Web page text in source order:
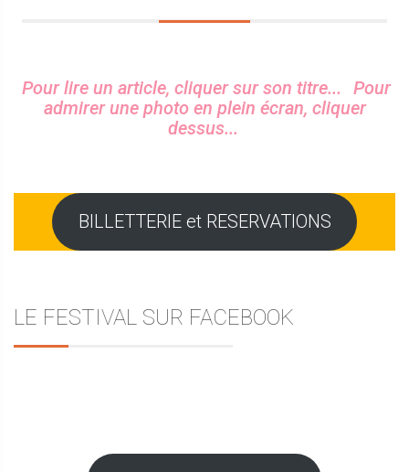
Sidebar
Pour lire un article, cliquer sur son titre...
Pour
admirer une photo en plein écran, cliquer
dessus...
BILLETTERIE et RESERVATIONS
LE FESTIVAL SUR FACEBOOK